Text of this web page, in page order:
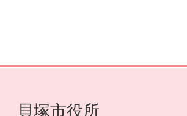
貝塚市役所